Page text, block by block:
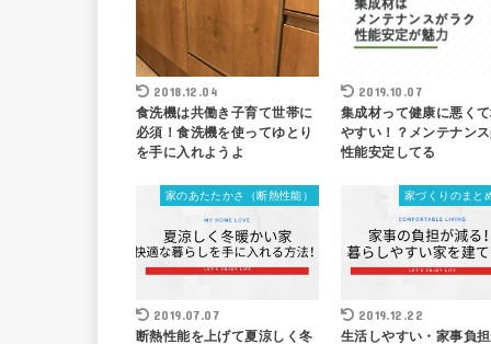
2018.12.04
食洗機は共働き子育て世帯に
必須！食洗機を使ってゆとり
を手に入れようよ
2019.10.07
集成材って健康に悪く
やすい！？メンテナン
性能安定してる
家のあたたかさ（断熱性能）
2019.07.07
断熱性能を上げて夏涼しく冬
家づくりのまと
2019.12.22
生活しやすい・家事負